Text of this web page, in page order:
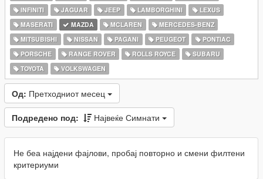
INFINITI
JAGUAR JEEP LAMBORGHINI
LEXUS
MASERATI
MAZDA MCLAREN
MERCEDES-BENZ
MITSUBISHI
NISSAN PAGANI PEUGEOT
PONTIAC
PORSCHE
RANGE ROVER ROLLS ROYCE
SUBARU
TOYOTA
VOLKSWAGEN
Од: Претходниот месец
Подредено под: Највеќе Симнати
Не беа најдени фајлови, пробај повторно и смени филтени
критериуми